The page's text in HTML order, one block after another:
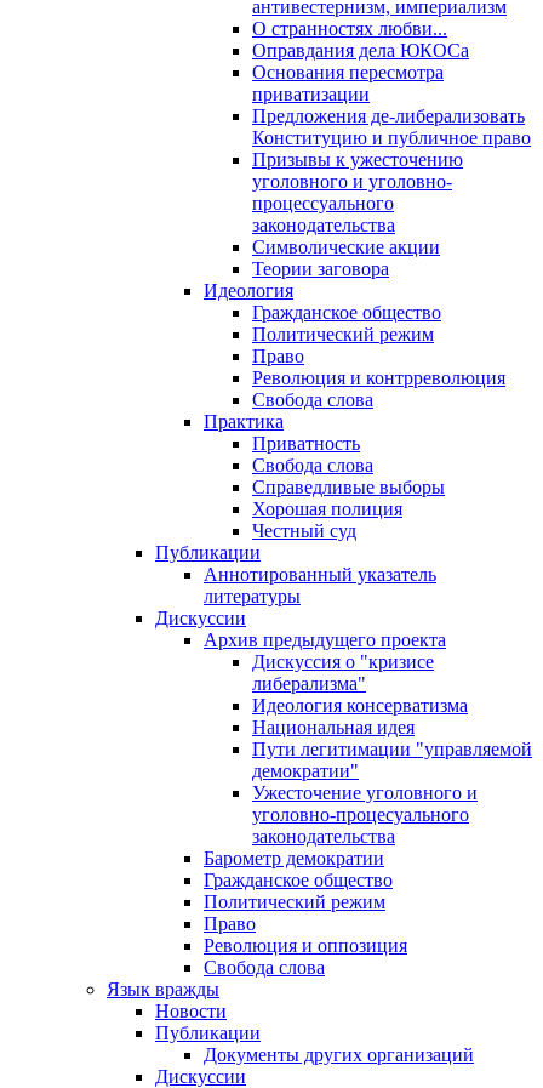
антивестернизм, империализм
О странностях любви...
Оправдания дела ЮКОСа
Основания пересмотра
приватизации
Предложения де-либерализовать
Конституцию и публичное право
Призывы к ужесточению
уголовного и уголовно-
процессуального
законодательства
Символические акции
Теории заговора
Идеология
Гражданское общество
Политический режим
Право
Революция и контрреволюция
Свобода слова
Практика
Приватность
Свобода слова
Справедливые выборы
Хорошая полиция
Честный суд
Публикации
Аннотированный указатель
литературы
Дискуссии
Архив предыдущего проекта
Дискуссия о "кризисе
либерализма"
Идеология консерватизма
Национальная идея
Пути легитимации "управляемой
демократии"
Ужесточение уголовного и
уголовно-процесуального
законодательства
Барометр демократии
Гражданское общество
Политический режим
Право
Революция и оппозиция
Свобода слова
Язык вражды
Новости
Публикации
Документы других организаций
Дискуссии